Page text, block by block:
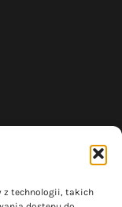
z technologii, takich